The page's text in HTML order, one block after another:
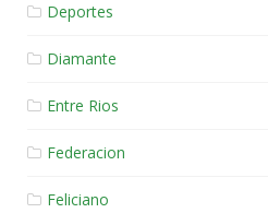
Deportes
Diamante
Entre Rios
Federacion
Feliciano